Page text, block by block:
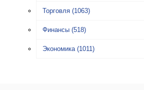
Торговля (1063)
Финансы (518)
Экономика (1011)